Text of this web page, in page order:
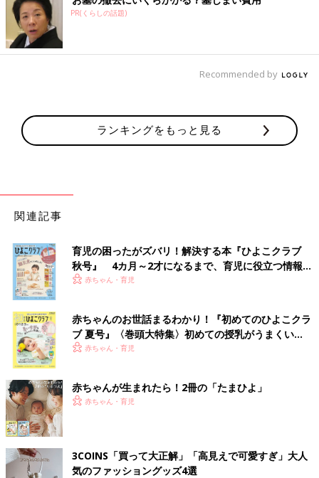
PR(くらしの話題)
Recommended by
ランキングをもっと見る
関連記事
育児の困ったがズバリ！解決する本『ひよこクラブ
秋号』 4カ月～2才になるまで、育児に役立つ情報が
いっぱい！
赤ちゃん・育児
赤ちゃんのお世話まるわかり！『初めてのひよこクラ
ブ 夏号』〈巻頭大特集〉初めての授乳がうまくい
く！ おっぱい・ミルクの基本と夏のトラブル 解決テ
赤ちゃん・育児
赤ちゃんが生まれたら！2冊の「たまひよ」
赤ちゃん・育児
3COINS「買って大正解」「高見えで可愛すぎ」大人
気のファッショングッズ4選